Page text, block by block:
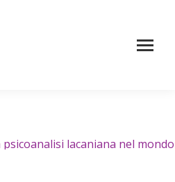
lacaniana nel mondo |